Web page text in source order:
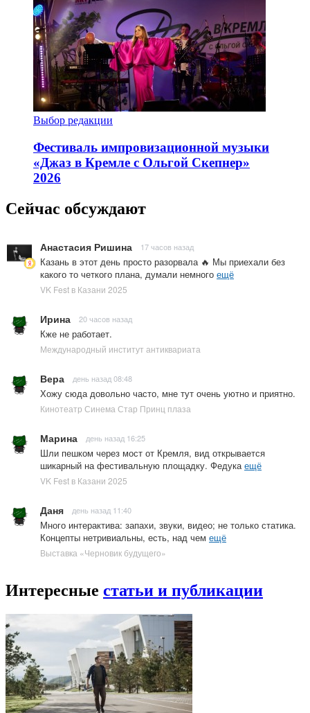
Выбор редакции
Фестиваль импровизационной музыки
«Джаз в Кремле с Ольгой Скепнер»
2026
Сейчас обсуждают
Анастасия Ришина 17 часов назад
Казань в этот день просто разорвала 🔥 Мы приехали без
какого то четкого плана, думали немного ещё
VK Fest в Казани 2025
Ирина 20 часов назад
Кже не работает.
Международный институт антиквариата
Вера день назад 08:48
Хожу сюда довольно часто, мне тут очень уютно и приятно.
Кинотеатр Синема Стар Принц плаза
Марина день назад 16:25
Шли пешком через мост от Кремля, вид открывается
шикарный на фестивальную площадку. Федукаещё
VK Fest в Казани 2025
Даня день назад 11:40
Много интерактива: запахи, звуки, видео; не только статика.
Концепты нетривиальны, есть, над чем ещё
Выставка «Черновик будущего»
Интересные статьи и публикации